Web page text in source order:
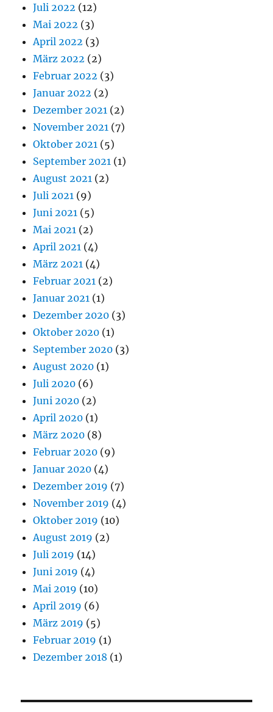
Juli 2022 (12)
Mai 2022 (3)
April 2022 (3)
März 2022 (2)
Februar 2022 (3)
Januar 2022 (2)
Dezember 2021 (2)
November 2021 (7)
Oktober 2021 (5)
September 2021 (1)
August 2021 (2)
Juli 2021 (9)
Juni 2021 (5)
Mai 2021 (2)
April 2021 (4)
März 2021 (4)
Februar 2021 (2)
Januar 2021 (1)
Dezember 2020 (3)
Oktober 2020 (1)
September 2020 (3)
August 2020 (1)
Juli 2020 (6)
Juni 2020 (2)
April 2020 (1)
März 2020 (8)
Februar 2020 (9)
Januar 2020 (4)
Dezember 2019 (7)
November 2019 (4)
Oktober 2019 (10)
August 2019 (2)
Juli 2019 (14)
Juni 2019 (4)
Mai 2019 (10)
April 2019 (6)
März 2019 (5)
Februar 2019 (1)
Dezember 2018 (1)